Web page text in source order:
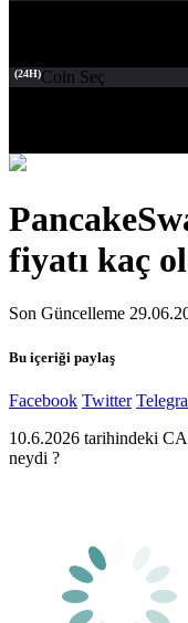
(24H)Coin Seç
fiyatı kaç
Son Güncelleme
Bu içeriği paylaş
Facebook Twitter
10.6.2026 tarihindeki
neydi ?